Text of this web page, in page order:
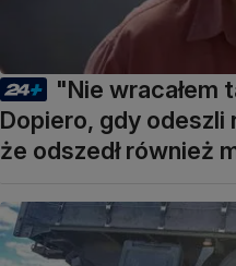
"Nie wracałem
Dopiero, gdy odeszli
że odszedł również